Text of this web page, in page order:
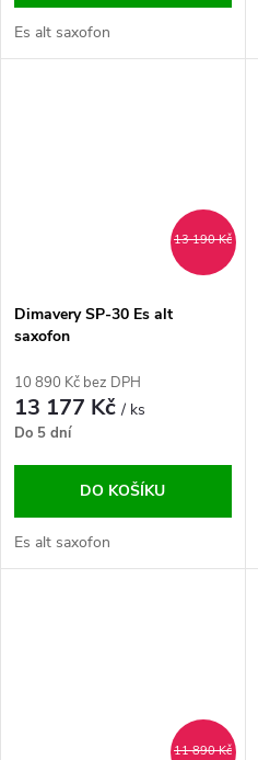
Es alt saxofon
13 190 Kč
Dimavery SP-30 Es alt
saxofon
10 890 Kč bez DPH
13 177 Kč/ ks
Do 5 dní
DO KOŠÍKU
Es alt saxofon
11 890 Kč